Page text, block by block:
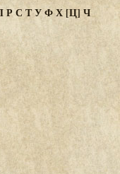
РС ТУФХ [Ц] Ч